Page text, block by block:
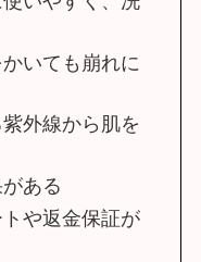
いても崩れに
外線から肌を
ある
や返金保証が